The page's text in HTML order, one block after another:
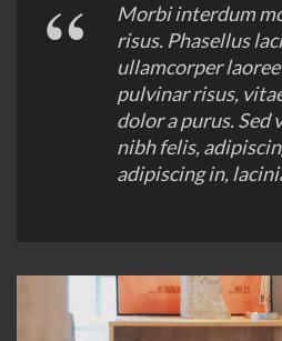
Morbi interdum
risus. Phasellus
ullamcorper
pulvinar risus,
dolor a purus. Sed
nibh felis,
adipiscing in,